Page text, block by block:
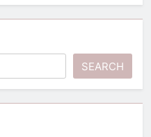
SEARCH